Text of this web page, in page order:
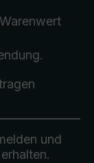
.
und
erhalten.